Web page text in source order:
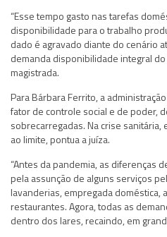
“Esse tempo gasto nas tarefas
disponibilidade para o trabalho
dado é agravado diante do cenário
demanda disponibilidade integral do
magistrada.
Para Bárbara Ferrito, a
fator de controle social e de poder,
sobrecarregadas. Na crise
ao limite, pontua a juíza.
“Antes da pandemia, as diferenças
pela assunção de alguns serviços
lavanderias, empregada doméstica,
restaurantes. Agora, todas as
dentro dos lares, recaindo, em